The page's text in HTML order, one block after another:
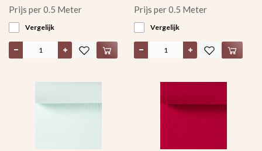
Prijs per 0.5 Meter
Vergelijk
Prijs per 0.5 Meter
Vergelijk